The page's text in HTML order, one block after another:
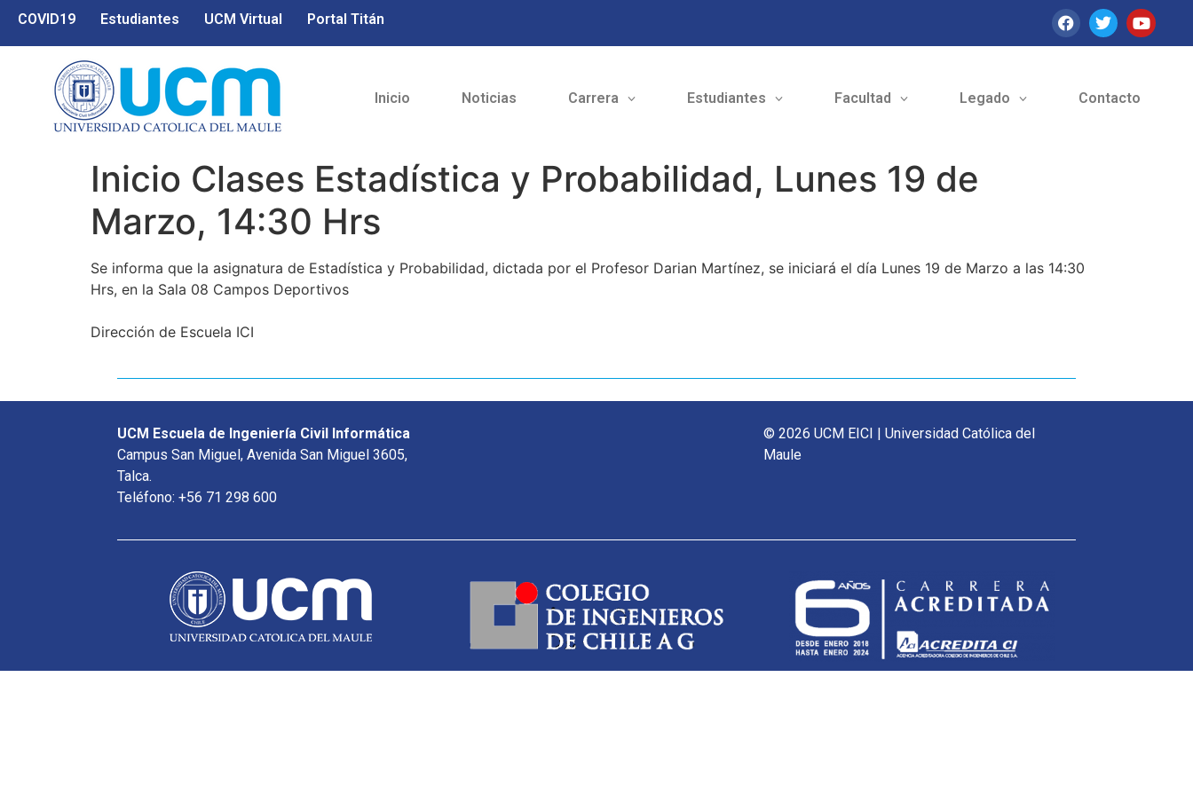
COVID19 Estudiantes UCM Virtual Portal Titán
Inicio Noticias Carrera Estudiantes Facultad Legado Contacto
Inicio Clases Estadística y Probabilidad, Lunes 19 de
Marzo, 14:30 Hrs
Se informa que la asignatura de Estadística y Probabilidad, dictada por el Profesor Darian Martínez, se iniciará el día Lunes 19 de Marzo a las 14:30
Hrs, en la Sala 08 Campos Deportivos
Dirección de Escuela ICI
UCM Escuela de Ingeniería Civil Informática
Campus San Miguel, Avenida San Miguel 3605,
Talca.
Teléfono: +56 71 298 600
© 2026 UCM EICI | Universidad Católica del
Maule